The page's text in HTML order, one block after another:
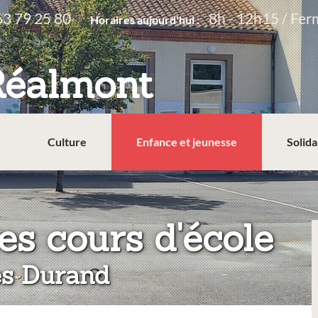
79 25 80 Horaires aujourd'hui : 8h - 12h15 /
Culture Enfance et jeunesse
cours d'école:
Durand